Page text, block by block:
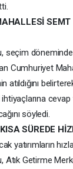
seçim
Cumhuriyet
atıldığını
söyledi.
SÜREDE
yatırımların
Atık Getirme